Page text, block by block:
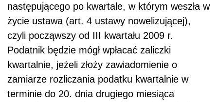
następującego po kwartale, w którym weszła w
życie ustawa (art. 4 ustawy nowelizującej),
czyli począwszy od III kwartału 2009 r.
Podatnik będzie mógł wpłacać zaliczki
kwartalnie, jeżeli złoży zawiadomienie o
zamiarze rozliczania podatku kwartalnie w
terminie do 20. dnia drugiego miesiąca